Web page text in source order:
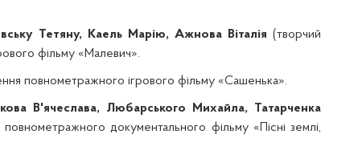
Тетяну, Каель Марію, Ажнова Віталія (творчий
фільму «Малевич».
повнометражного ігрового фільму «Сашенька».
В'ячеслава, Любарського Михайла, Татарченка
документального фільму «Пісні землі,